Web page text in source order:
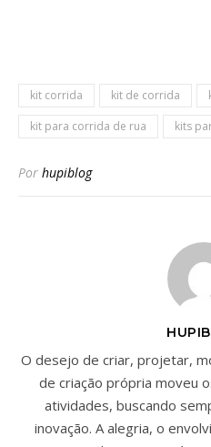
kit corrida kit de corrida
kit para corrida de rua
kits
Por hupiblog
O desejo de criar, projetar,
de criação própria moveu
atividades, buscando
inovação. A alegria, o